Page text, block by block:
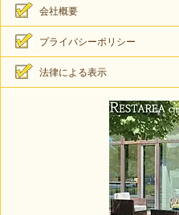
会社概要
プライバシーポリシー
法律による表示